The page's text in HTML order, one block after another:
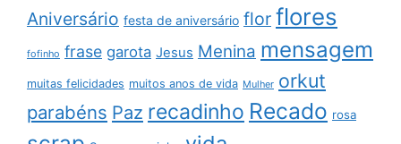
Aniversário festa de aniversário flor flores
fofinho frase garota Jesus Menina mensagem
muitas felicidades muitos anos de vida Mulher orkut
parabéns Paz recadinho Recado rosa